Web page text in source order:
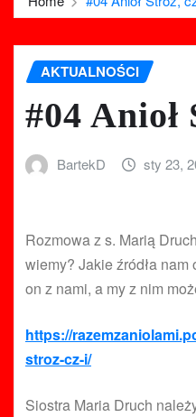
AKTUALNOŚCI
#04
BartekD sty 23,
Rozmowa z s. Marią
wiemy? Jakie źródła
on z nami, a my z nim
https://
stroz-cz-i/
Siostra Maria Druch